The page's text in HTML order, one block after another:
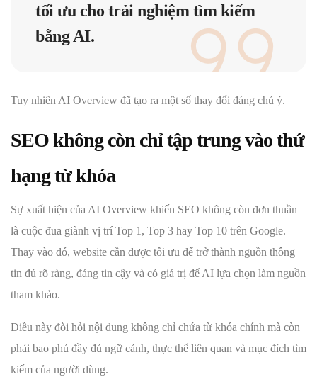
tối ưu cho trải nghiệm tìm kiếm
bằng AI.
Tuy nhiên AI Overview đã tạo ra một số thay đổi đáng chú ý.
SEO không còn chỉ tập trung vào thứ
hạng từ khóa
Sự xuất hiện của AI Overview khiến SEO không còn đơn thuần
là cuộc đua giành vị trí Top 1, Top 3 hay Top 10 trên Google.
Thay vào đó, website cần được tối ưu để trở thành nguồn thông
tin đủ rõ ràng, đáng tin cậy và có giá trị để AI lựa chọn làm nguồn
tham khảo.
Điều này đòi hỏi nội dung không chỉ chứa từ khóa chính mà còn
phải bao phủ đầy đủ ngữ cảnh, thực thể liên quan và mục đích tìm
kiếm của người dùng.